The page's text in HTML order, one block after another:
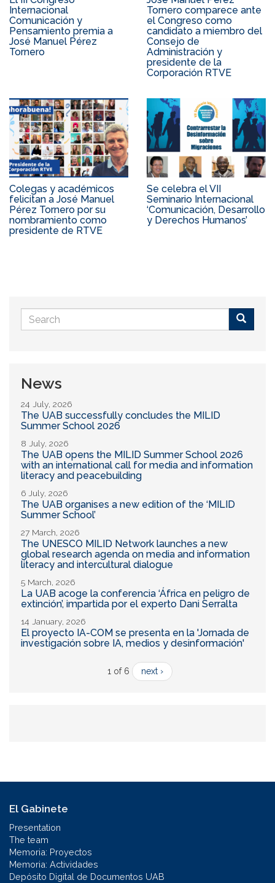
Internacional
Comunicación y
Pensamiento premia a
José Manuel Pérez
Tornero
Tornero comparece ante
el Congreso como
candidato a miembro del
Consejo de
Administración y
presidente de la
Corporación RTVE
Colegas y académicos
felicitan a José Manuel
Pérez Tornero por su
nombramiento como
presidente de RTVE
Se celebra el VII
Seminario Internacional
‘Comunicación, Desarrollo
y Derechos Humanos’
Search
form
News
24 July, 2026
The UAB successfully concludes the MILID
Summer School 2026
8 July, 2026
The UAB opens the MILID Summer School 2026
with an international call for media and information
literacy and peacebuilding
6 July, 2026
The UAB organises a new edition of the ‘MILID
Summer School’
27 March, 2026
The UNESCO MILID Network launches a new
global research agenda on media and information
literacy and intercultural dialogue
5 March, 2026
La UAB acoge la conferencia ‘África en peligro de
extinción’, impartida por el experto Dani Serralta
14 January, 2026
El proyecto IA-COM se presenta en la 'Jornada de
investigación sobre IA, medios y desinformación'
1 of 6 next ›
El Gabinete
Presentation
The team
Memoria: Proyectos
Memoria: Actividades
Depósito Digital de Documentos UAB